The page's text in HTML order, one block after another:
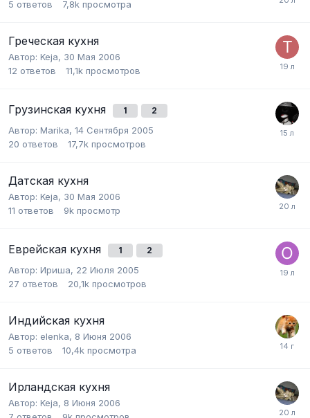
5 ответов 7,8k просмотра
Греческая кухня
Автор: Keja, 30 Мая 2006
12 ответов 11,1k просмотров
Грузинская кухня 1 2
Автор: Marika, 14 Сентября 2005
20 ответов 17,7k просмотров
Датская кухня
Автор: Keja, 30 Мая 2006
11 ответов 9k просмотр
Еврейская кухня 1 2
Автор: Ириша, 22 Июля 2005
27 ответов 20,1k просмотров
Индийская кухня
Автор: elenka, 8 Июня 2006
5 ответов 10,4k просмотра
Ирландская кухня
Автор: Keja, 8 Июня 2006